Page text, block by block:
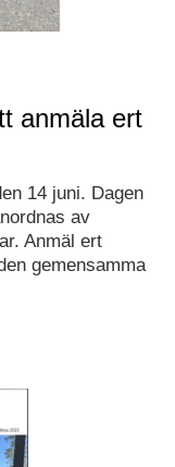
anmäla ert
14 juni. Dagen
av
Anmäl ert
gemensamma